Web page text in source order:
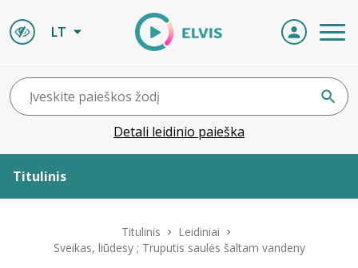
LT
Detali leidinio paieška
Titulinis
Titulinis
Leidiniai
Sveikas, liūdesy ; Truputis saulės šaltam vandeny